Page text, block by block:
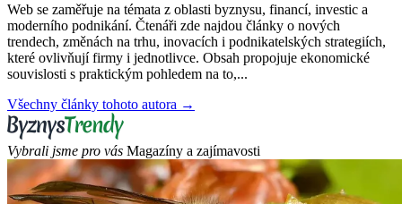
Web se zaměřuje na témata z oblasti byznysu, financí, investic a
moderního podnikání. Čtenáři zde najdou články o nových
trendech, změnách na trhu, inovacích i podnikatelských strategiích,
které ovlivňují firmy i jednotlivce. Obsah propojuje ekonomické
souvislosti s praktickým pohledem na to,...
Všechny články tohoto autora →
Vybrali jsme pro vás Magazíny a zajímavosti